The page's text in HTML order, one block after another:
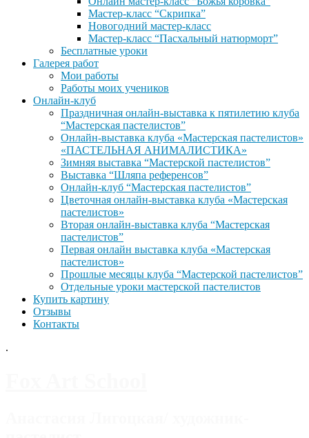
Мастер-класс “Скрипка”
Новогодний мастер-класс
Мастер-класс “Пасхальный натюрморт”
Бесплатные уроки
Галерея работ
Мои работы
Работы моих учеников
Онлайн-клуб
Праздничная онлайн-выставка к пятилетию клуба
“Мастерская пастелистов”
Онлайн-выставка клуба «Мастерская пастелистов»
«ПАСТЕЛЬНАЯ АНИМАЛИСТИКА»
Зимняя выставка “Мастерской пастелистов”
Выставка “Шляпа референсов”
Онлайн-клуб “Мастерская пастелистов”
Цветочная онлайн-выставка клуба «Мастерская
пастелистов»
Вторая онлайн-выставка клуба “Мастерская
пастелистов”
Первая онлайн выставка клуба «Мастерская
пастелистов»
Прошлые месяцы клуба “Мастерской пастелистов”
Отдельные уроки мастерской пастелистов
Купить картину
Отзывы
Контакты
.